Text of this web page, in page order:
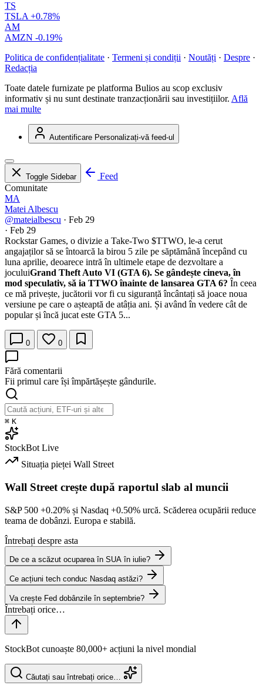
TS
TSLA +0.78%
AM
AMZN -0.19%
Politica de confidențialitate · Termeni și condiții · Noutăți · Despre ·
Redacția
Toate datele furnizate pe platforma Bulios au scop exclusiv
informativ și nu sunt destinate tranzacționării sau investițiilor. Află
mai multe
Autentificare Personalizați-vă feed-ul
Toggle Sidebar
Feed
Comunitate
MA
Matei Albescu
@mateialbescu · Feb 29
· Feb 29
Rockstar Games, o divizie a Take-Two $TTWO, le-a cerut
angajaților să se întoarcă la birou 5 zile pe săptămână începând cu
luna aprilie, deoarece intră în ultimele etape de dezvoltare a
joculuiGrand Theft Auto VI (GTA 6). Se gândește cineva, în
mod speculativ, să ia TTWO înainte de lansarea GTA 6? În ceea
ce mă privește, jucătorii vor fi cu siguranță încântați să joace noua
versiune pe care o așteaptă de atâția ani. Și având în vedere cât de
popular și încă jucat este GTA 5...
0 0
Fără comentarii
Fii primul care își împărtășește gândurile.
⌘ K
StockBot Live
Situația pieței Wall Street
Wall Street crește după raportul slab al muncii
S&P 500 +0.20% și Nasdaq +0.50% urcă. Scăderea ocupării reduce
teama de dobânzi. Europa e stabilă.
Întrebați despre asta
De ce a scăzut ocuparea în SUA în iulie?
Ce acțiuni tech conduc Nasdaq astăzi?
Va crește Fed dobânzile în septembrie?
StockBot cunoaște 80,000+ acțiuni la nivel mondial
Căutați sau întrebați orice…